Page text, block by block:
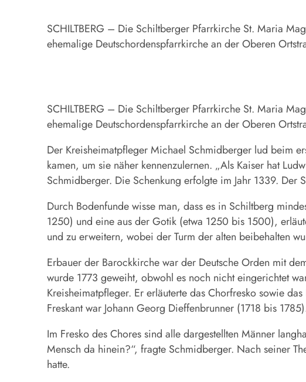
SCHILTBERG – Die Schiltberger Pfarrkirche St. Maria
ehemalige Deutschordenspfarrkirche an der Oberen
SCHILTBERG – Die Schiltberger Pfarrkirche St. Maria
ehemalige Deutschordenspfarrkirche an der Oberen
Der Kreisheimatpfleger Michael Schmidberger lud beim
kamen, um sie näher kennenzulernen. „Als Kaiser hat
Schmidberger. Die Schenkung erfolgte im Jahr 1339. Der
Durch Bodenfunde wisse man, dass es in Schiltberg
1250) und eine aus der Gotik (etwa 1250 bis 1500),
und zu erweitern, wobei der Turm der alten beibehalten
Erbauer der Barockkirche war der Deutsche Orden mit
wurde 1773 geweiht, obwohl es noch nicht eingerichtet
Kreisheimatpfleger. Er erläuterte das Chorfresko sowie
Freskant war Johann Georg Dieffenbrunner (1718 bis
Im Fresko des Chores sind alle dargestellten Männer
Mensch da hinein?“, fragte Schmidberger. Nach seiner
hatte.